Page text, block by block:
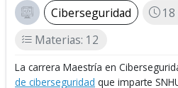
Ciberseguridad
Materias: 12
La carrera Maestría en
de ciberseguridad que imparte